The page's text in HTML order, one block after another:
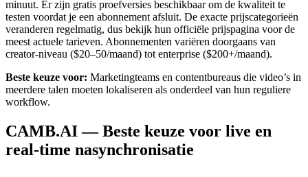
minuut. Er zijn gratis proefversies beschikbaar om de kwaliteit te
testen voordat je een abonnement afsluit. De exacte prijscategorieën
veranderen regelmatig, dus bekijk hun officiële prijspagina voor de
meest actuele tarieven. Abonnementen variëren doorgaans van
creator-niveau ($20–50/maand) tot enterprise ($200+/maand).
Beste keuze voor: Marketingteams en contentbureaus die video’s in
meerdere talen moeten lokaliseren als onderdeel van hun reguliere
workflow.
CAMB.AI — Beste keuze voor live en
real-time nasynchronisatie